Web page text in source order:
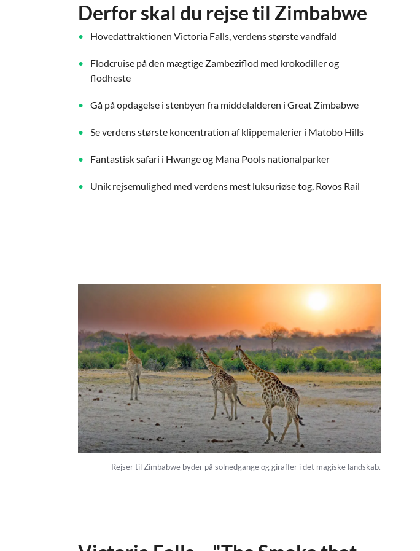
Derfor skal du rejse til Zimbabwe
Hovedattraktionen Victoria Falls, verdens største vandfald
Flodcruise på den mægtige Zambeziflod med krokodiller og
flodheste
Gå på opdagelse i stenbyen fra middelalderen i Great Zimbabwe
Se verdens største koncentration af klippemalerier i Matobo Hills
Fantastisk safari i Hwange og Mana Pools nationalparker
Unik rejsemulighed med verdens mest luksuriøse tog, Rovos Rail
Rejser til Zimbabwe byder på solnedgange og giraffer i det magiske landskab.